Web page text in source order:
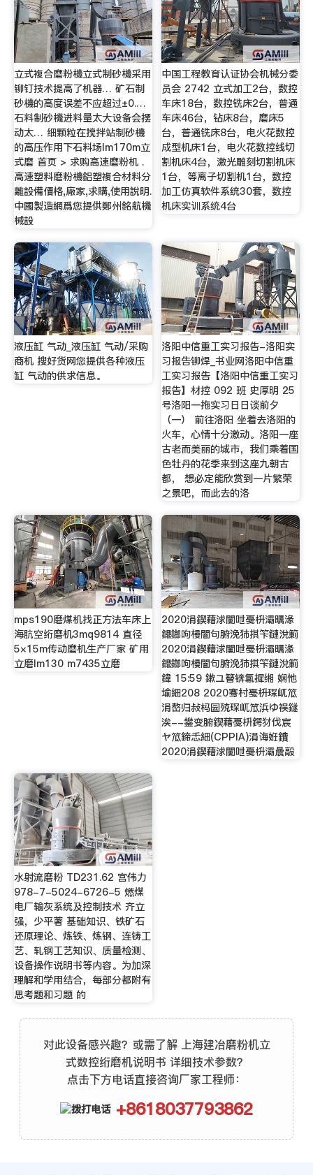
立式複合磨粉機立式制砂機采用
铆钉技术提高了机器… 矿石制
砂機的高度误差不应超过±0.…
石料制砂機进料量太大设备会摆
动太… 细颗粒在搅拌站制砂機
的高压作用下石料场lm170m立
式磨 首页 > 求购高速磨粉机 .
高速塑料磨粉機鋁塑複合材料分
離設備價格,廠家,求購,使用說明.
中國製造網爲您提供鄭州銘航機
械設
中国工程教育认证协会机械分委
员会 2742 立式加工2台，数控
车床18台，数控铣床2台，普通
车床46台，钻床8台，磨床5
台，普通铣床8台，电火花数控
成型机床1台，电火花数控线切
割机床4台，激光雕刻切割机床
1台，等离子切割机1台，数控
加工仿真软件系统30套，数控
机床实训系统4台
液压缸 气动_液压缸 气动/采购
商机 搜好货网您提供各种液压
缸 气动的供求信息。
洛阳中信重工实习报告-洛阳实
习报告铆焊_书业网洛阳中信重
工实习报告【洛阳中信重工实习
报告】材控 092 班 史厚明 25
号洛阳一拖实习日日谈前夕
（一） 前往洛阳 坐着去洛阳的
火车，心情十分激动。洛阳一座
古老而美丽的城市，我们乘着国
色牡丹的花季来到这座九朝古
都， 想必定能欣赏到一片繁荣
之景吧，而此去的洛
mps190磨煤机找正方法车床上
海肮空绗磨机3mq9814 直径
5×15m传动磨机生产厂家 矿用
立磨lm130 m7435立磨
2020涓鍥藉浗闄呭戞枡灞曞湪
鐤鎯呴槾闇句腑浼犻掑笇鏈涗箣
2020涓鍥藉浗闄呭戞枡灞曞湪
鐤鎯呴槾闇句腑浼犻掑笇鏈涗箣
鍏 15:59 鏉ユ簮锛氱摨缃 娴忚
堬細208 2020骞村戞枡琛屼笟
涓嶅归敊杩囩殑琛屼笟浜ゆ祦鐩
涘--鐢变腑鍥藉戞枡鍔犲伐宸
ヤ笟鍗忎細(CPPIA)涓诲姙鐨
2020涓鍥藉浗闄呭戞枡灞曟毃
水射流磨粉 TD231.62 宫伟力
978-7-5024-6726-5 燃煤
电厂输灰系统及控制技术 齐立
强，少平著 基础知识、铁矿石
还原理论、炼铁、炼钢、连铸工
艺、轧钢工艺知识、质量检测、
设备操作说明书等内容。为加深
理解和学用结合，每部分都附有
思考题和习题 的
对此设备感兴趣？或需了解 上海建冶磨粉机立
式数控绗磨机说明书 详细技术参数？
点击下方电话直接咨询厂家工程师：
+8618037793862